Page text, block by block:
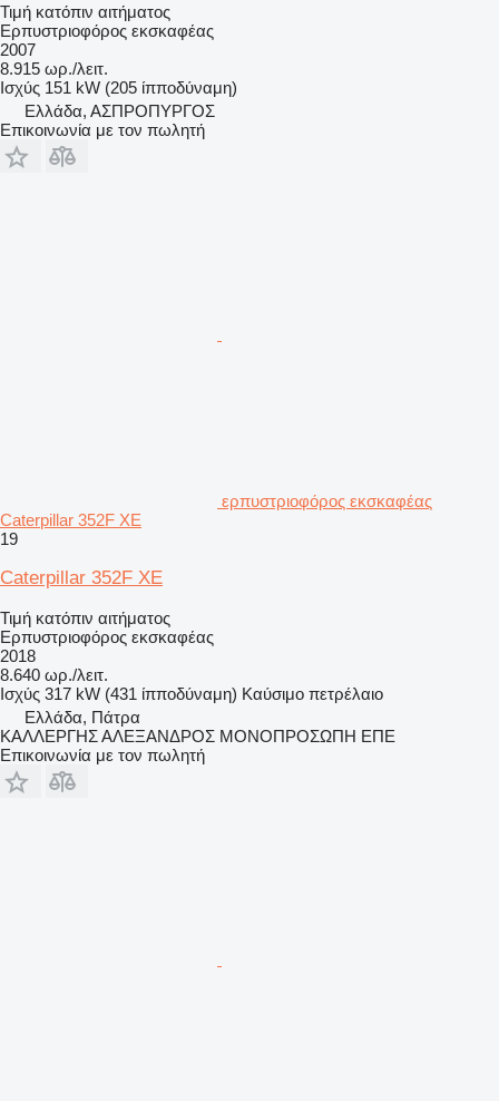
Τιμή κατόπιν αιτήματος
Ερπυστριοφόρος εκσκαφέας
2007
8.915 ωρ./λειτ.
Ισχύς 151 kW (205 ίπποδύναμη)
Ελλάδα, ΑΣΠΡΟΠΥΡΓΟΣ
Επικοινωνία με τον πωλητή
ερπυστριοφόρος εκσκαφέας
Caterpillar 352F XE
19
Caterpillar 352F XE
Τιμή κατόπιν αιτήματος
Ερπυστριοφόρος εκσκαφέας
2018
8.640 ωρ./λειτ.
Ισχύς 317 kW (431 ίπποδύναμη) Καύσιμο πετρέλαιο
Ελλάδα, Πάτρα
ΚΑΛΛΕΡΓΗΣ ΑΛΕΞΑΝΔΡΟΣ ΜΟΝΟΠΡΟΣΩΠΗ ΕΠΕ
Επικοινωνία με τον πωλητή